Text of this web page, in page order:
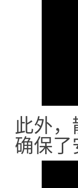
此外
确保了